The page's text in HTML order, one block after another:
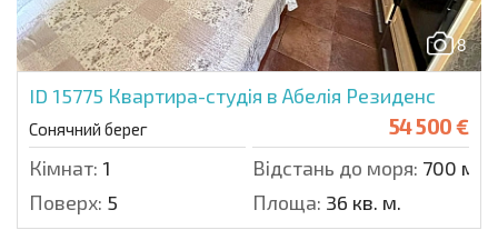
8
ID 15775 Квартира-студія в Абелія Резиденс
Сонячний берег 54 500 €
Кімнат: 1 Відстань до моря: 700 м.
Поверх: 5 Площа: 36 кв. м.